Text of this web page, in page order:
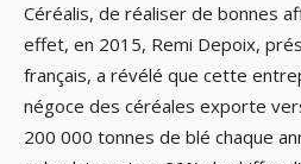
Céréalis, de réaliser de bonnes
effet, en 2015, Remi Depoix,
français, a révélé que cette
négoce des céréales exporte
200 000 tonnes de blé chaque